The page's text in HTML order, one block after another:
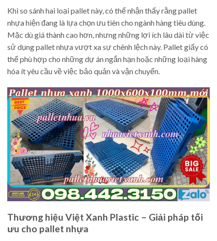
Khi so sánh hai loại pallet này, có thể nhận thấy rằng pallet
nhựa hiện đang là lựa chọn ưu tiên cho ngành hàng tiêu dùng.
Mặc dù giá thành cao hơn, nhưng những lợi ích lâu dài từ việc
sử dụng pallet nhựa vượt xa sự chênh lệch này. Pallet giấy có
thể phù hợp cho những dự án ngắn hạn hoặc những loại hàng
hóa ít yêu cầu về việc bảo quản và vận chuyển.
Thương hiệu Việt Xanh Plastic – Giải pháp tối
ưu cho pallet nhựa